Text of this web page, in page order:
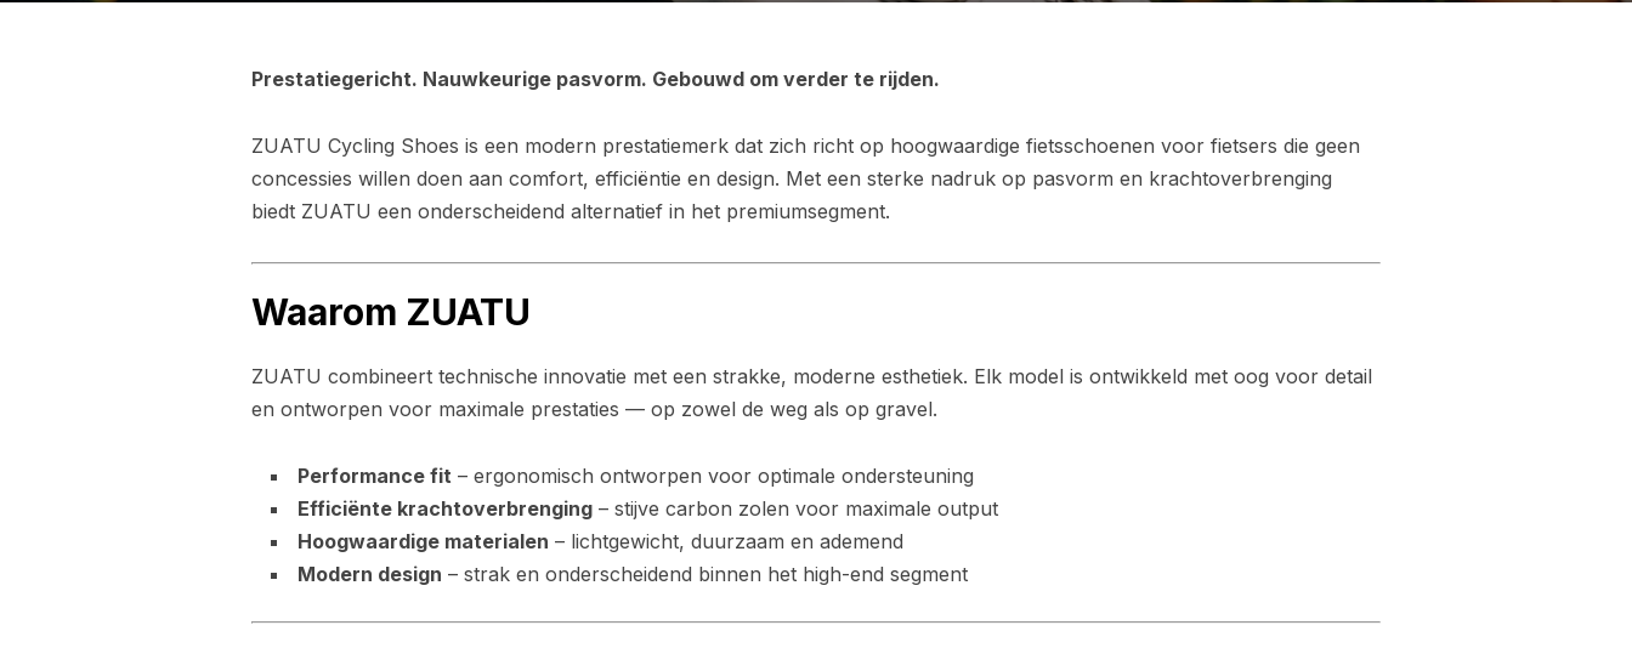
Prestatiegericht. Nauwkeurige pasvorm. Gebouwd om verder te rijden.
ZUATU Cycling Shoes is een modern prestatiemerk dat zich richt op hoogwaardige fietsschoenen voor fietsers die geen
concessies willen doen aan comfort, efficiëntie en design. Met een sterke nadruk op pasvorm en krachtoverbrenging
biedt ZUATU een onderscheidend alternatief in het premiumsegment.
Waarom ZUATU
ZUATU combineert technische innovatie met een strakke, moderne esthetiek. Elk model is ontwikkeld met oog voor detail
en ontworpen voor maximale prestaties — op zowel de weg als op gravel.
Performance fit – ergonomisch ontworpen voor optimale ondersteuning
Efficiënte krachtoverbrenging – stijve carbon zolen voor maximale output
Hoogwaardige materialen – lichtgewicht, duurzaam en ademend
Modern design – strak en onderscheidend binnen het high-end segment